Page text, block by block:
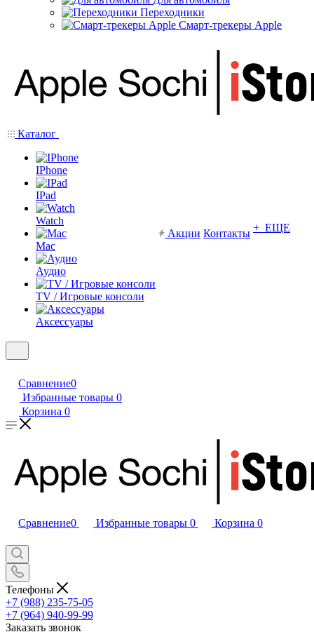
Переходники
Смарт-трекеры Apple
Каталог
IPhone
IPad
Watch
Mac
Аудио
TV / Игровые консоли
Аксессуары
Акции Контакты + ЕЩЕ
Сравнение0
Избранные товары 0
Корзина 0
Сравнение0 Избранные товары 0 Корзина 0
Телефоны
+7 (988) 235-75-05
+7 (964) 940-99-99
Заказать звонок